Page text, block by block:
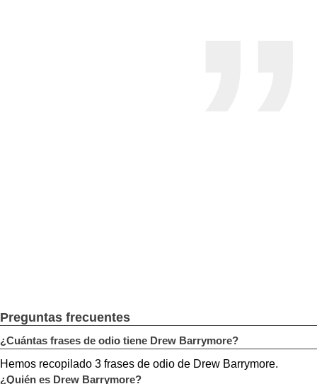
Preguntas frecuentes
¿Cuántas frases de odio tiene Drew Barrymore?
Hemos recopilado 3 frases de odio de Drew Barrymore.
¿Quién es Drew Barrymore?